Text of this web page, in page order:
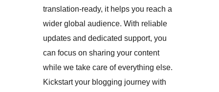
translation-ready, it helps you reach a
wider global audience. With reliable
updates and dedicated support, you
can focus on sharing your content
while we take care of everything else.
Kickstart your blogging journey with